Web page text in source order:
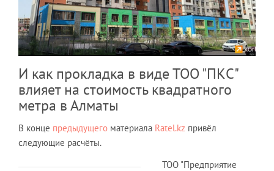
И как прокладка в виде ТОО "ПКС"
влияет на стоимость квадратного
метра в Алматы
В конце предыдущего материала Ratel.kz привёл
следующие расчёты.
ТОО "Предприятие